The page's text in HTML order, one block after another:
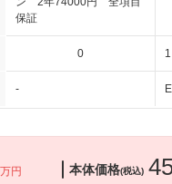
保証
0 1
-
万円
本体価格(税込)